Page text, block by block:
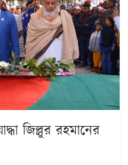
জিল্লুর রহমানের